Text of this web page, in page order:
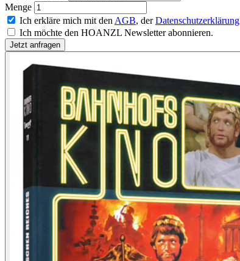
Menge
Ich erkläre mich mit den AGB, derDatenschutzerklärung
Ich möchte den HOANZL Newsletter abonnieren.